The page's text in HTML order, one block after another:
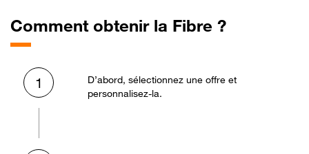
Comment obtenir la Fibre ?
1
D’abord, sélectionnez une offre et
personnalisez-la.